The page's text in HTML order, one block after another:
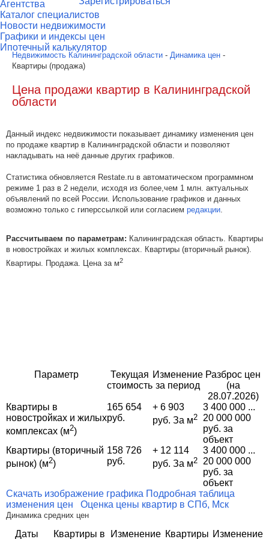
Агентства
Каталог специалистов
Новости недвижимости
Графики и индексы цен
Ипотечный калькулятор
Недвижимость Калининградской области - Динамика цен -
Квартиры (продажа)
Цена продажи квартир в Калининградской
области
Данный индекс недвижимости показывает динамику изменения цен
по продаже квартир в Калининградской области и позволяют
накладывать на неё данные других графиков.
Статистика обновляется Restate.ru в автоматическом программном
режиме 1 раз в 2 недели, исходя из более,чем 1 млн. актуальных
объявлений по всей России. Использование графиков и данных
возможно только с гиперссылкой или согласием редакции.
Рассчитываем по параметрам: Калининградская область. Квартиры
в новостройках и жилых комплексах. Квартиры (вторичный рынок).
Квартиры. Продажа. Цена за м2
Параметр
Текущая
стоимость
Изменение
за период
Разброс цен
(на
28.07.2026)
Квартиры в
новостройках и жилых
комплексах (м2)
165 654
руб.
+ 6 903
руб. За м2
3 400 000 ...
20 000 000
руб. за
объект
Квартиры (вторичный
рынок) (м2)
158 726
руб.
+ 12 114
руб. За м2
3 400 000 ...
20 000 000
руб. за
объект
Скачать изображение графика Подробная таблица
изменения цен
Оценка цены квартир в СПб, Мск
Динамика средних цен
Даты Квартиры в Изменение Квартиры Изменение